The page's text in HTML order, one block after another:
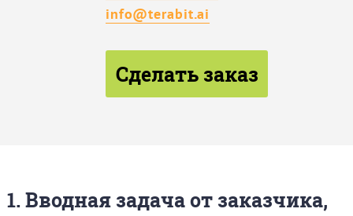
info@terabit.ai
Сделать заказ
1. Вводная задача от заказчика,